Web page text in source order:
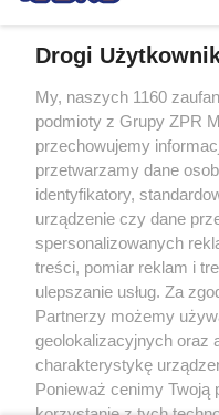
Żaden utwór zamieszczony w
rozpowszechniany lub dalej
tym także elektroniczny lub
eksploatacji w jakiejkolwiek
bez pisemnej zgody
wykorzystanie utworów w
bez właściwej zgody, jest
prawnie.
Drogi
My, naszych 1160
podmioty z Grupy ZPR
przechowujemy
przetwarzamy dane
identyfikatory,
urządzenie czy dane
spersonalizowanych
treści, pomiar reklam i
ulepszanie usług. Za
Partnerzy możemy
geolokalizacyjnych oraz
charakterystykę
Ponieważ cenimy Twoją